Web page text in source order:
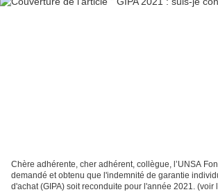
Chère adhérente, cher adhérent, collègue, l’UNSA
demandé et obtenu que l'indemnité de garantie
d'achat (GIPA) soit reconduite pour l'année 2021. (voir